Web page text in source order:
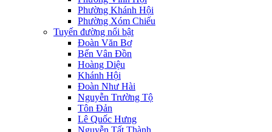
Phường Khánh Hội
Phường Xóm Chiếu
Tuyến đường nổi bật
Đoàn Văn Bơ
Bến Vân Đồn
Hoàng Diệu
Khánh Hội
Đoàn Như Hài
Nguyễn Trường Tộ
Tôn Đản
Lê Quốc Hưng
Nguyễn Tất Thành